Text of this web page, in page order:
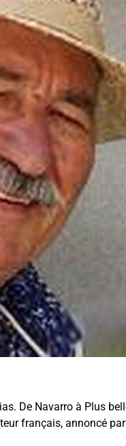
De Navarro à Plus
français, annoncé